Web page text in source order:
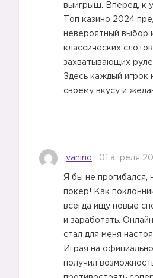
выигрыш. Вперед, к
Топ казино 2024
невероятный выбор
классических
захватывающих
Здесь каждый игрок
своему вкусу и
vanirid 01 апреля
Я бы не прогибался,
покер! Как
всегда ищу новые
и заработать.
стал для меня
Играя на
получил